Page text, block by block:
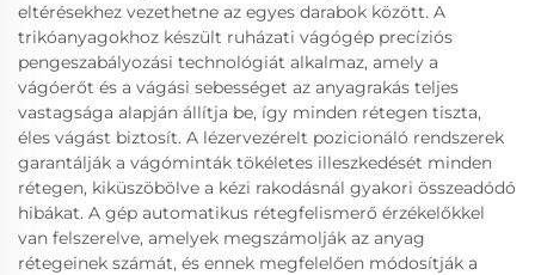
eltérésekhez vezethetne az egyes darabok között. A
trikóanyagokhoz készült ruházati vágógép precíziós
pengeszabályozási technológiát alkalmaz, amely a
vágóerőt és a vágási sebességet az anyagrakás teljes
vastagsága alapján állítja be, így minden rétegen tiszta,
éles vágást biztosít. A lézervezérelt pozicionáló rendszerek
garantálják a vágóminták tökéletes illeszkedését minden
rétegen, kiküszöbölve a kézi rakodásnál gyakori összeadódó
hibákat. A gép automatikus rétegfelismerő érzékelőkkel
van felszerelve, amelyek megszámolják az anyag
rétegeinek számát, és ennek megfelelően módosítják a